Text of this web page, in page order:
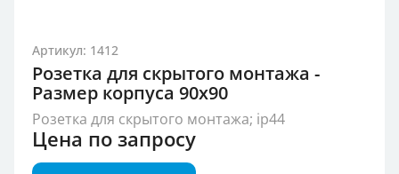
Артикул: 1412
Розетка для скрытого монтажа -
Размер корпуса 90x90
Розетка для скрытого монтажа; ip44
Цена по запросу